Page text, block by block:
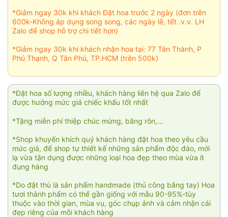
*Giảm ngay 30k khi khách Đặt hoa trước 2 ngày (đơn trên
600k-Không áp dụng song song, các ngày lễ, tết .v.v. LH
Zalo để shop hỗ trợ chi tiết hơn)
*Giảm ngay 30k khi khách nhận hoa tại: 77 Tân Thành, P
Phú Thạnh, Q Tân Phú, TP.HCM (trên 500k)
*Đặt hoa số lượng nhiều, khách hàng liên hệ qua Zalo để
được hưởng mức giá chiếc khấu tốt nhất
*Tặng miễn phí thiệp chúc mừng, băng rôn,...
*Shop khuyến khích quý khách hàng đặt hoa theo yêu cầu
mức giá, để shop tự thiết kế những sản phẩm độc đáo, mới
lạ vừa tận dụng được những loại hoa đẹp theo mùa vừa ít
đụng hàng
*Do đặt thù là sản phẩm handmade (thủ công bằng tay) Hoa
tươi thành phẩm có thể gần giống với mẫu 90-95%-tùy
thuộc vào thời gian, mùa vụ, góc chụp ảnh và cảm nhận cái
đẹp riêng của mỗi khách hàng